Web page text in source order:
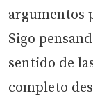
argumentos
Sigo
sentido de
completo